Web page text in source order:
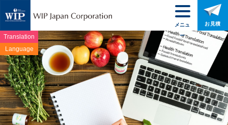
Translation
Language
メニュ
ー
お見積